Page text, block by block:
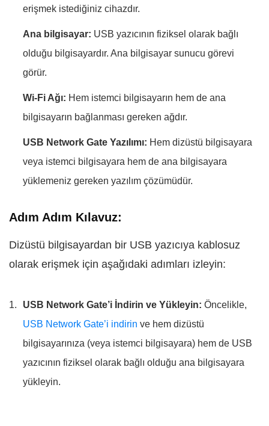
erişmek istediğiniz cihazdır.
Ana bilgisayar: USB yazıcının fiziksel olarak bağlı
olduğu bilgisayardır. Ana bilgisayar sunucu görevi
görür.
Wi-Fi Ağı: Hem istemci bilgisayarın hem de ana
bilgisayarın bağlanması gereken ağdır.
USB Network Gate Yazılımı: Hem dizüstü bilgisayara
veya istemci bilgisayara hem de ana bilgisayara
yüklemeniz gereken yazılım çözümüdür.
Adım Adım Kılavuz:
Dizüstü bilgisayardan bir USB yazıcıya kablosuz
olarak erişmek için aşağıdaki adımları izleyin:
USB Network Gate’i İndirin ve Yükleyin: Öncelikle,
USB Network Gate’i indirin ve hem dizüstü
bilgisayarınıza (veya istemci bilgisayara) hem de USB
yazıcının fiziksel olarak bağlı olduğu ana bilgisayara
yükleyin.